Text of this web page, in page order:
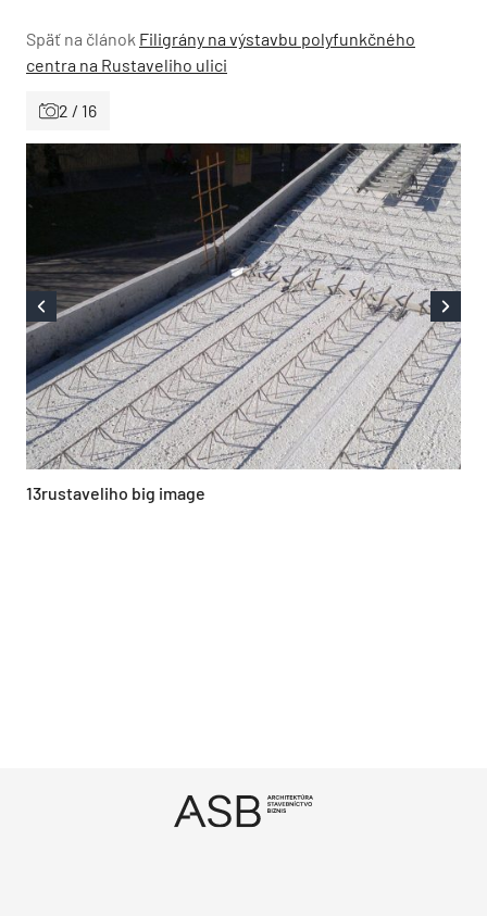
Späť na článok Filigrány na výstavbu polyfunkčného
centra na Rustaveliho ulici
2 / 16
13rustaveliho big image